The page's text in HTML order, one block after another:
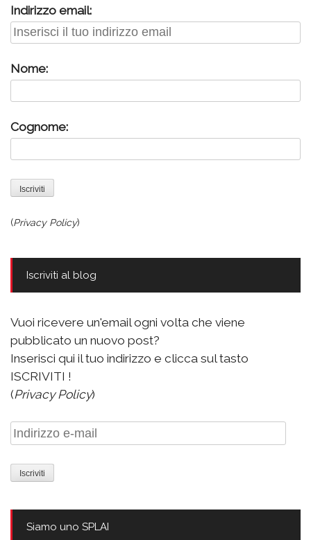
Indirizzo email:
Nome:
Cognome:
(Privacy Policy)
Iscriviti al blog
Vuoi ricevere un'email ogni volta che viene
pubblicato un nuovo post?
Inserisci qui il tuo indirizzo e clicca sul tasto
ISCRIVITI !
(Privacy Policy)
Indirizzo
e-
mail
Siamo uno SPLAI